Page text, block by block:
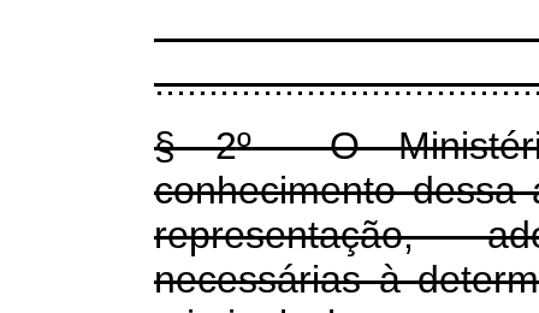
§ 2ºO
conhecimento
representação,
necessárias à